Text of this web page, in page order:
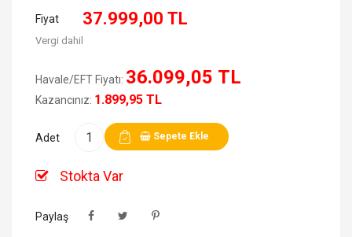
Fiyat 37.999,00 TL
Vergi dahil
Havale/EFT Fiyatı: 36.099,05 TL
Kazancınız: 1.899,95 TL
Adet Sepete Ekle
Stokta Var
Paylaş